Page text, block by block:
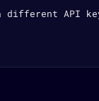
different API